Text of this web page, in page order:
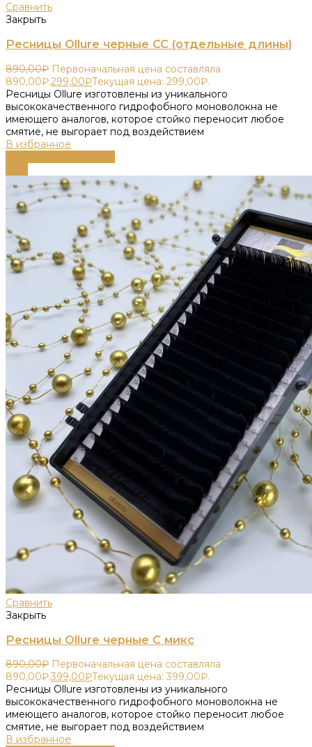
Сравнить
Закрыть
Ресницы Ollure черные CC (отдельные длины)
890,00₽ Первоначальная цена составляла
890,00₽.299,00₽Текущая цена: 299,00₽.
Ресницы Ollure изготовлены из уникального
высококачественного гидрофобного моноволокна не
имеющего аналогов, которое стойко переносит любое
смятие, не выгорает под воздействием
В избранное
Сравнить
Закрыть
Ресницы Ollure черные С микс
890,00₽ Первоначальная цена составляла
890,00₽.399,00₽Текущая цена: 399,00₽.
Ресницы Ollure изготовлены из уникального
высококачественного гидрофобного моноволокна не
имеющего аналогов, которое стойко переносит любое
смятие, не выгорает под воздействием
В избранное